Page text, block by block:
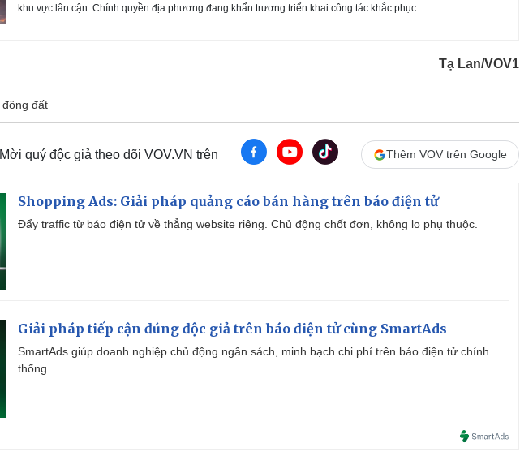
khu vực lân cận. Chính quyền địa phương đang khẩn trương triển khai công tác khắc phục.
Tạ Lan/VOV1
động đất
Mời quý độc giả theo dõi VOV.VN trên Thêm VOV trên Google
Shopping Ads: Giải pháp quảng cáo bán hàng trên báo điện tử
Đẩy traffic từ báo điện tử về thẳng website riêng. Chủ động chốt đơn, không lo phụ thuộc.
Giải pháp tiếp cận đúng độc giả trên báo điện tử cùng SmartAds
SmartAds giúp doanh nghiệp chủ động ngân sách, minh bạch chi phí trên báo điện tử chính
thống.